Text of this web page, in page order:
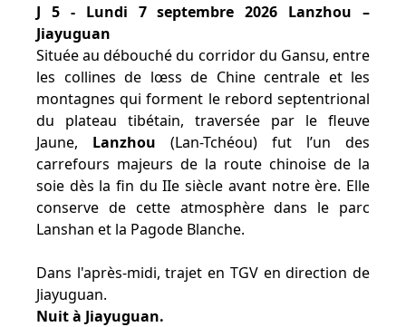
J 5 - Lundi 7 septembre 2026 Lanzhou –
Jiayuguan
Située au débouché du corridor du Gansu, entre
les collines de lœss de Chine centrale et les
montagnes qui forment le rebord septentrional
du plateau tibétain, traversée par le fleuve
Jaune, Lanzhou (Lan-Tchéou) fut l’un des
carrefours majeurs de la route chinoise de la
soie dès la fin du IIe siècle avant notre ère. Elle
conserve de cette atmosphère dans le parc
Lanshan et la Pagode Blanche.
Dans l'après-midi, trajet en TGV en direction de
Jiayuguan.
Nuit à Jiayuguan.